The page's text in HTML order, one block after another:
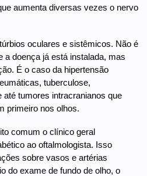
aumenta diversas vezes o nervo
oculares e sistêmicos. Não é
a doença já está instalada, mas
É o caso da hipertensão
tuberculose,
tumores intracranianos que
primeiro nos olhos.
comum o clínico geral
ao oftalmologista. Isso
sobre vasos e artérias
do exame de fundo de olho, o